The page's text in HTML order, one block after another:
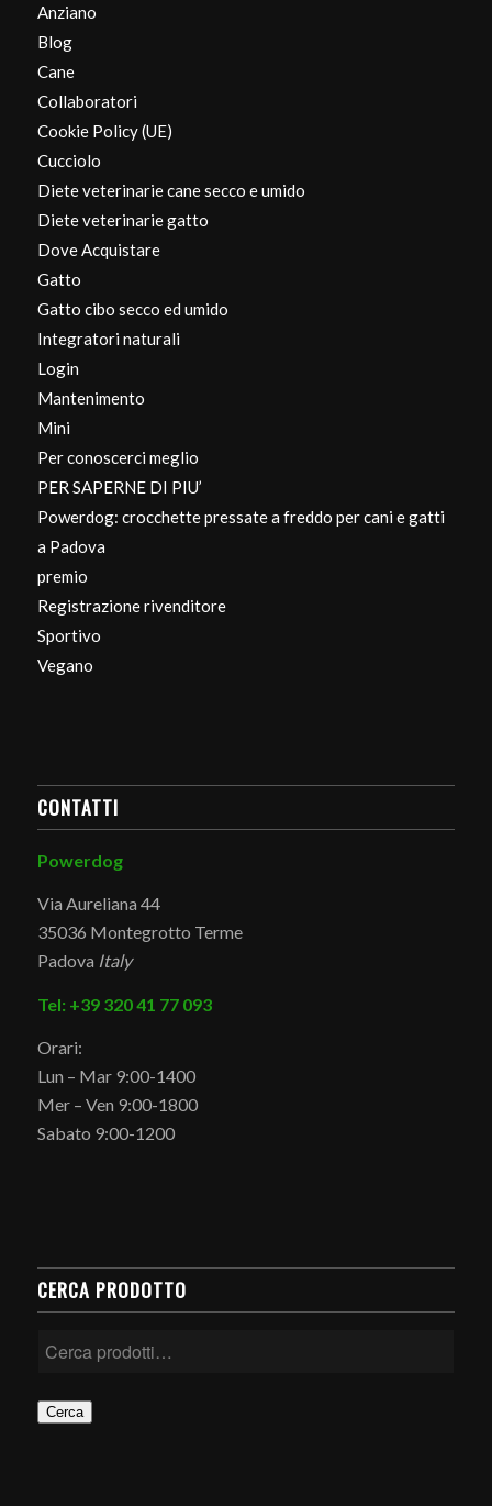
Anziano
Blog
Cane
Collaboratori
Cookie Policy (UE)
Cucciolo
Diete veterinarie cane secco e umido
Diete veterinarie gatto
Dove Acquistare
Gatto
Gatto cibo secco ed umido
Integratori naturali
Login
Mantenimento
Mini
Per conoscerci meglio
PER SAPERNE DI PIU’
Powerdog: crocchette pressate a freddo per cani e gatti
a Padova
premio
Registrazione rivenditore
Sportivo
Vegano
CONTATTI
Powerdog
Via Aureliana 44
35036 Montegrotto Terme
Padova Italy
Tel: +39 320 41 77 093
Orari:
Lun – Mar 9:00-1400
Mer – Ven 9:00-1800
Sabato 9:00-1200
CERCA PRODOTTO
Cerca